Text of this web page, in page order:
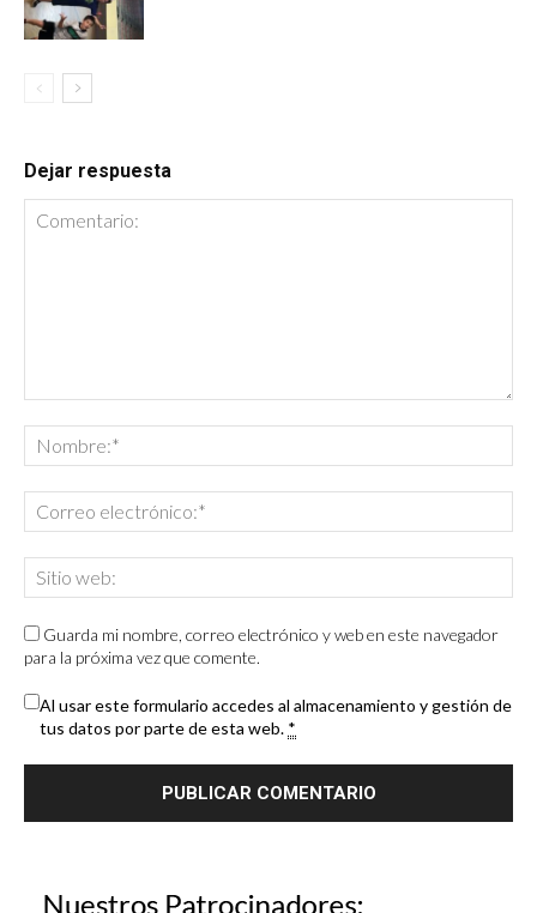
Dejar respuesta
Guarda mi nombre, correo electrónico y web en este navegador
para la próxima vez que comente.
Al usar este formulario accedes al almacenamiento y gestión de
tus datos por parte de esta web. *